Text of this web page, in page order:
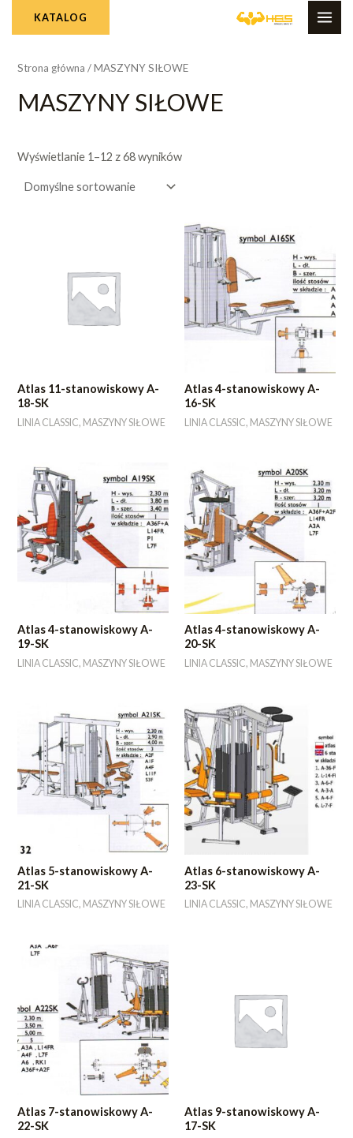
KATALOG
Strona główna / MASZYNY SIŁOWE
MASZYNY SIŁOWE
Wyświetlanie 1–12 z 68 wyników
Atlas 11-stanowiskowy A-
18-SK
LINIA CLASSIC, MASZYNY SIŁOWE
Atlas 4-stanowiskowy A-
16-SK
LINIA CLASSIC, MASZYNY SIŁOWE
Atlas 4-stanowiskowy A-
19-SK
LINIA CLASSIC, MASZYNY SIŁOWE
Atlas 4-stanowiskowy A-
20-SK
LINIA CLASSIC, MASZYNY SIŁOWE
Atlas 5-stanowiskowy A-
21-SK
LINIA CLASSIC, MASZYNY SIŁOWE
Atlas 6-stanowiskowy A-
23-SK
LINIA CLASSIC, MASZYNY SIŁOWE
Atlas 7-stanowiskowy A-
22-SK
Atlas 9-stanowiskowy A-
17-SK